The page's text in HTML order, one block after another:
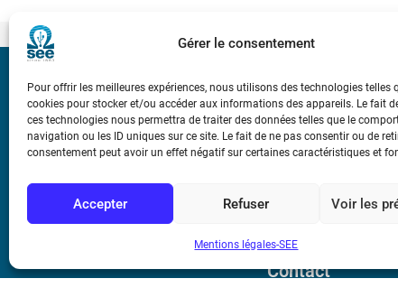
Gérer le consentement
Pour offrir les meilleures expériences, nous utilisons des technologies telles
cookies pour stocker et/ou accéder aux informations des appareils. Le fait
ces technologies nous permettra de traiter des données telles que le
navigation ou les ID uniques sur ce site. Le fait de ne pas consentir ou de
consentement peut avoir un effet négatif sur certaines caractéristiques et
Accepter Refuser Voir les
Mentions légales-SEE
Bicentenaire
Ampère
Conditions
Mentions légales
Contact